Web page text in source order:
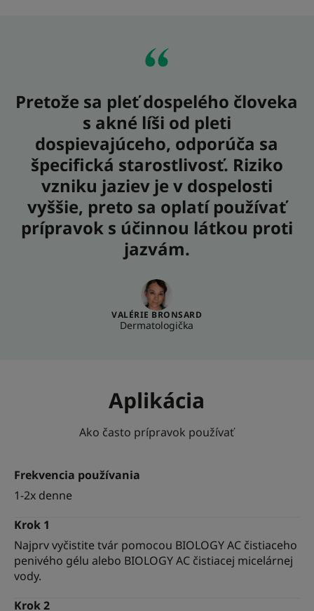
Pretože sa pleť dospelého človeka
s akné líši od pleti
dospievajúceho, odporúča sa
špecifická starostlivosť. Riziko
vzniku jaziev je v dospelosti
vyššie, preto sa oplatí používať
prípravok s účinnou látkou proti
jazvám.
VALÉRIE BRONSARD
Dermatologička
Aplikácia
Ako často prípravok používať
Frekvencia používania
1-2x denne
Krok 1
Najprv vyčistite tvár pomocou BIOLOGY AC čistiaceho
penivého gélu alebo BIOLOGY AC čistiacej micelárnej
vody.
Krok 2